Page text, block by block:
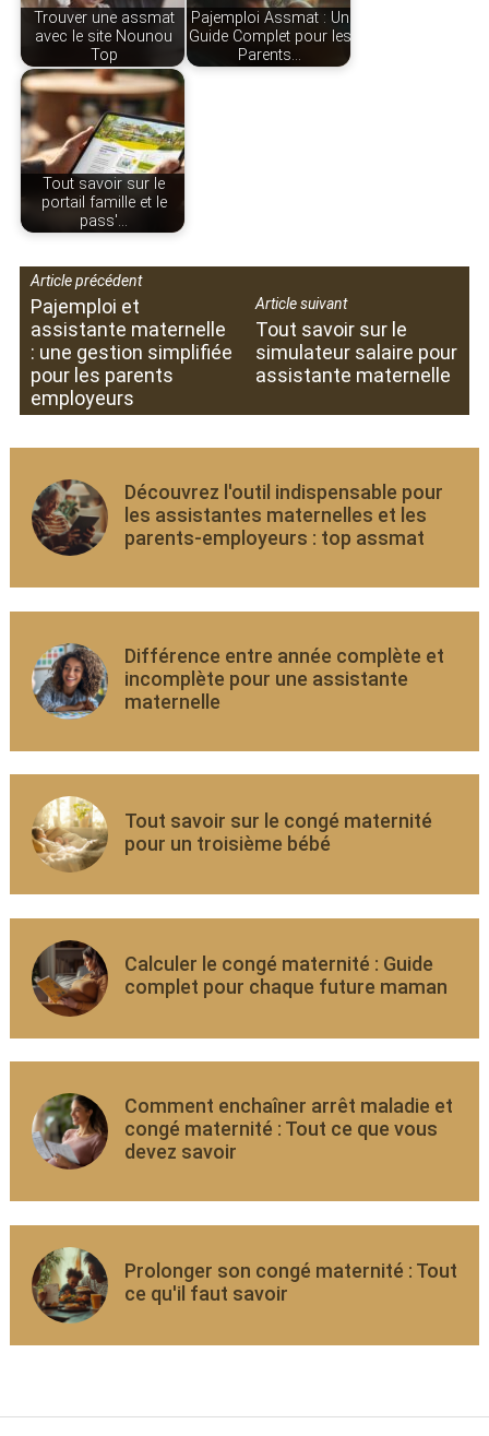
Trouver une assmat
avec le site Nounou
Top
Pajemploi Assmat : Un
Guide Complet pour les
Parents…
Tout savoir sur le
portail famille et le
pass'…
Article précédent
Pajemploi et
assistante maternelle
: une gestion simplifiée
pour les parents
employeurs
Article suivant
Tout savoir sur le
simulateur salaire pour
assistante maternelle
Découvrez l'outil indispensable pour
les assistantes maternelles et les
parents-employeurs : top assmat
Différence entre année complète et
incomplète pour une assistante
maternelle
Tout savoir sur le congé maternité
pour un troisième bébé
Calculer le congé maternité : Guide
complet pour chaque future maman
Comment enchaîner arrêt maladie et
congé maternité : Tout ce que vous
devez savoir
Prolonger son congé maternité : Tout
ce qu'il faut savoir